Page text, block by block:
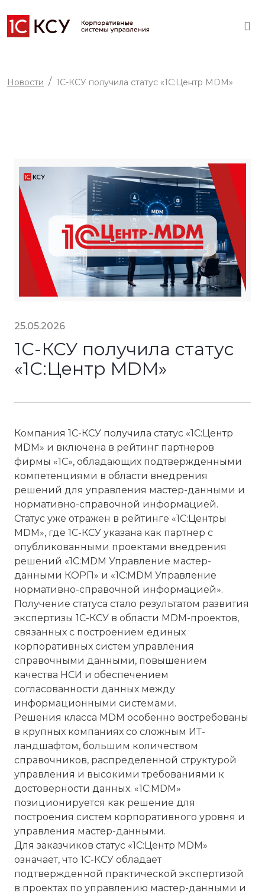
Новости 1С-КСУ получила статус «1С:Центр MDM»
25.05.2026
1С-КСУ получила статус
«1С:Центр MDM»
Компания 1С-КСУ получила статус «1С:Центр
MDM» и включена в рейтинг партнеров
фирмы «1С», обладающих подтвержденными
компетенциями в области внедрения
решений для управления мастер-данными и
нормативно-справочной информацией.
Статус уже отражен в рейтинге «1С:Центры
MDM», где 1С-КСУ указана как партнер с
опубликованными проектами внедрения
решений «1С:MDM Управление мастер-
данными КОРП» и «1С:MDM Управление
нормативно-справочной информацией».
Получение статуса стало результатом развития
экспертизы 1С-КСУ в области MDM-проектов,
связанных с построением единых
корпоративных систем управления
справочными данными, повышением
качества НСИ и обеспечением
согласованности данных между
информационными системами.
Решения класса MDM особенно востребованы
в крупных компаниях со сложным ИТ-
ландшафтом, большим количеством
справочников, распределенной структурой
управления и высокими требованиями к
достоверности данных. «1С:MDM»
позиционируется как решение для
построения систем корпоративного уровня и
управления мастер-данными.
Для заказчиков статус «1С:Центр MDM»
означает, что 1С-КСУ обладает
подтвержденной практической экспертизой
в проектах по управлению мастер-данными и